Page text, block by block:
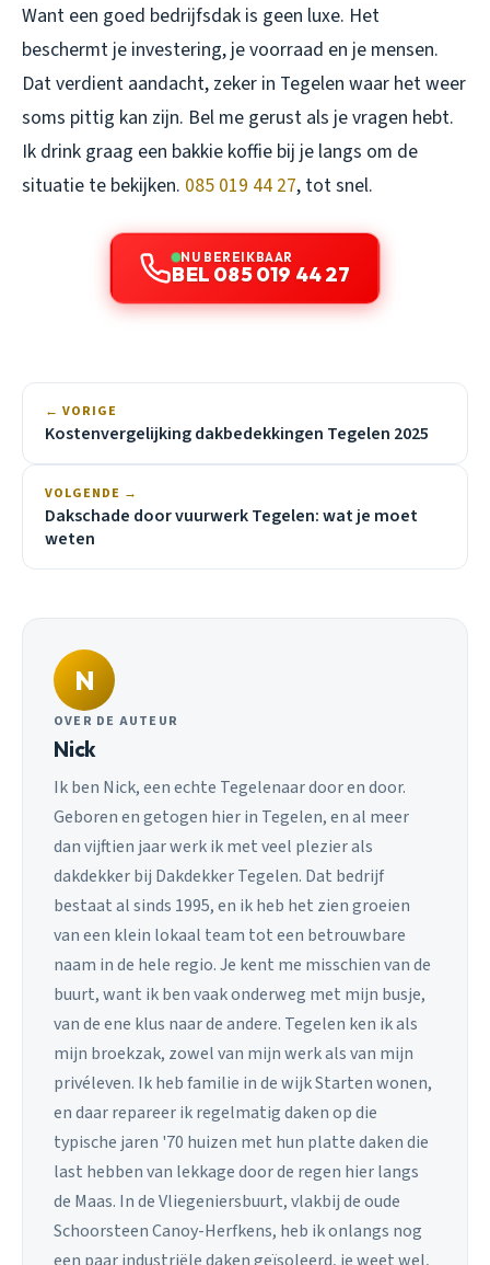
Want een goed bedrijfsdak is geen luxe. Het
beschermt je investering, je voorraad en je mensen.
Dat verdient aandacht, zeker in Tegelen waar het weer
soms pittig kan zijn. Bel me gerust als je vragen hebt.
Ik drink graag een bakkie koffie bij je langs om de
situatie te bekijken. 085 019 44 27, tot snel.
NU BEREIKBAAR
BEL 085 019 44 27
← VORIGE
Kostenvergelijking dakbedekkingen Tegelen 2025
VOLGENDE →
Dakschade door vuurwerk Tegelen: wat je moet
weten
N
OVER DE AUTEUR
Nick
Ik ben Nick, een echte Tegelenaar door en door.
Geboren en getogen hier in Tegelen, en al meer
dan vijftien jaar werk ik met veel plezier als
dakdekker bij Dakdekker Tegelen. Dat bedrijf
bestaat al sinds 1995, en ik heb het zien groeien
van een klein lokaal team tot een betrouwbare
naam in de hele regio. Je kent me misschien van de
buurt, want ik ben vaak onderweg met mijn busje,
van de ene klus naar de andere. Tegelen ken ik als
mijn broekzak, zowel van mijn werk als van mijn
privéleven. Ik heb familie in de wijk Starten wonen,
en daar repareer ik regelmatig daken op die
typische jaren '70 huizen met hun platte daken die
last hebben van lekkage door de regen hier langs
de Maas. In de Vliegeniersbuurt, vlakbij de oude
Schoorsteen Canoy-Herfkens, heb ik onlangs nog